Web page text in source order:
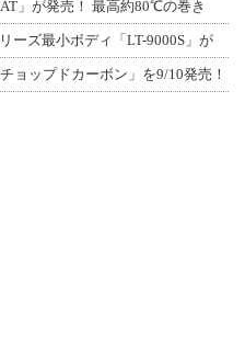
」が発売！ 最高約80℃の巻き
ーズ最小ボディ「LT-9000S」が
ョップドカーボン」を9/10発売！